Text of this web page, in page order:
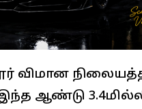
விமான
ஆண்டு